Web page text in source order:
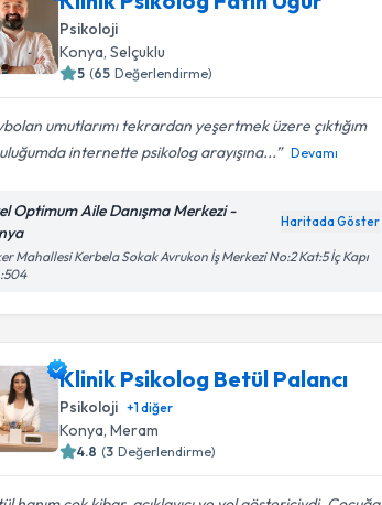
Psikoloji
Konya, Selçuklu
5 (65 Değerlendirme)
umutlarımı tekrardan yeşertmek üzere çıktığım
internette psikolog arayışına...
Devamı
Optimum Aile Danışma Merkezi -
Haritada Göster
Mahallesi Kerbela Sokak Avrukon İş Merkezi No:2 Kat:5 İç Kapı
Klinik Psikolog Betül Palancı
Psikoloji +1diğer
Konya, Meram
4.8 (3 Değerlendirme)